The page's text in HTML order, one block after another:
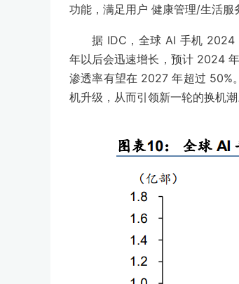
功能，满足用户 健康管理/生活服
据 IDC，全球 AI 手机 2024
年以后会迅速增长，预计 2024
渗透率有望在 2027 年超过 50%
机升级，从而引领新一轮的换机潮